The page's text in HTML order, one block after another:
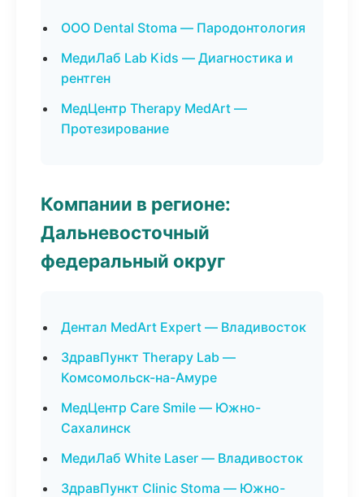
ООО Dental Stoma — Пародонтология
МедиЛаб Lab Kids — Диагностика и
рентген
МедЦентр Therapy MedArt —
Протезирование
Компании в регионе:
Дальневосточный
федеральный округ
Дентал MedArt Expert — Владивосток
ЗдравПункт Therapy Lab —
Комсомольск-на-Амуре
МедЦентр Care Smile — Южно-
Сахалинск
МедиЛаб White Laser — Владивосток
ЗдравПункт Clinic Stoma — Южно-